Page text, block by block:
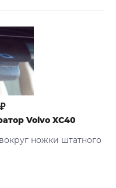
Volvo XC40
ножки штатного